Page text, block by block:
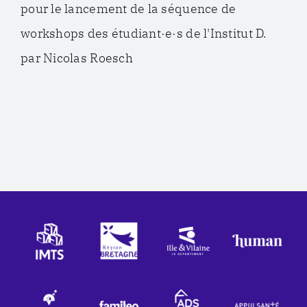
pour le lancement de la séquence de
workshops des étudiant·e·s de l'Institut D.
par Nicolas Roesch